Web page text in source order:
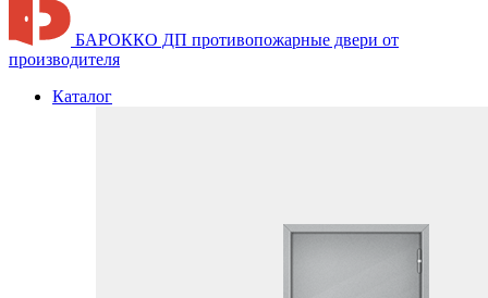
БАРОККО ДП противопожарные двери от
производителя
Каталог